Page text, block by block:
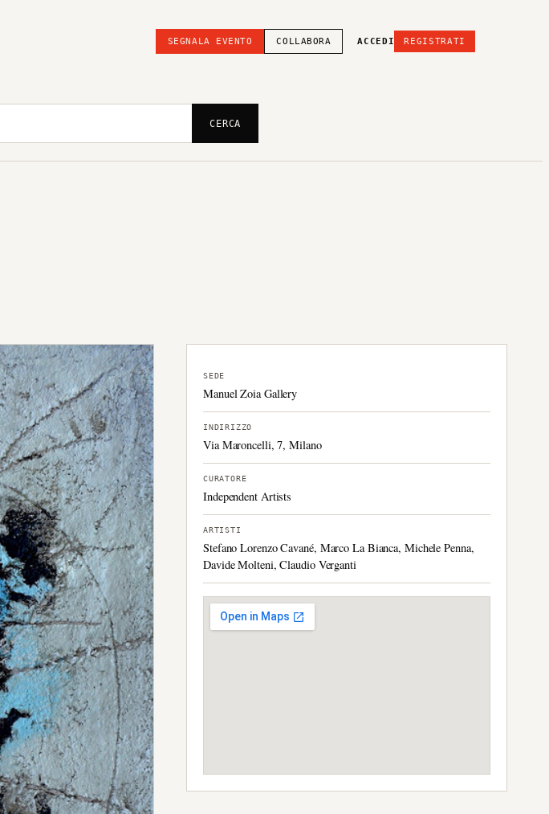
SEGNALA EVENTO COLLABORA ACCEDI REGISTRATI
CERCA
SEDE
Manuel Zoia Gallery
INDIRIZZO
Via Maroncelli, 7, Milano
CURATORE
Independent Artists
ARTISTI
Stefano Lorenzo Cavané, Marco La Bianca, Michele Penna,
Davide Molteni, Claudio Verganti